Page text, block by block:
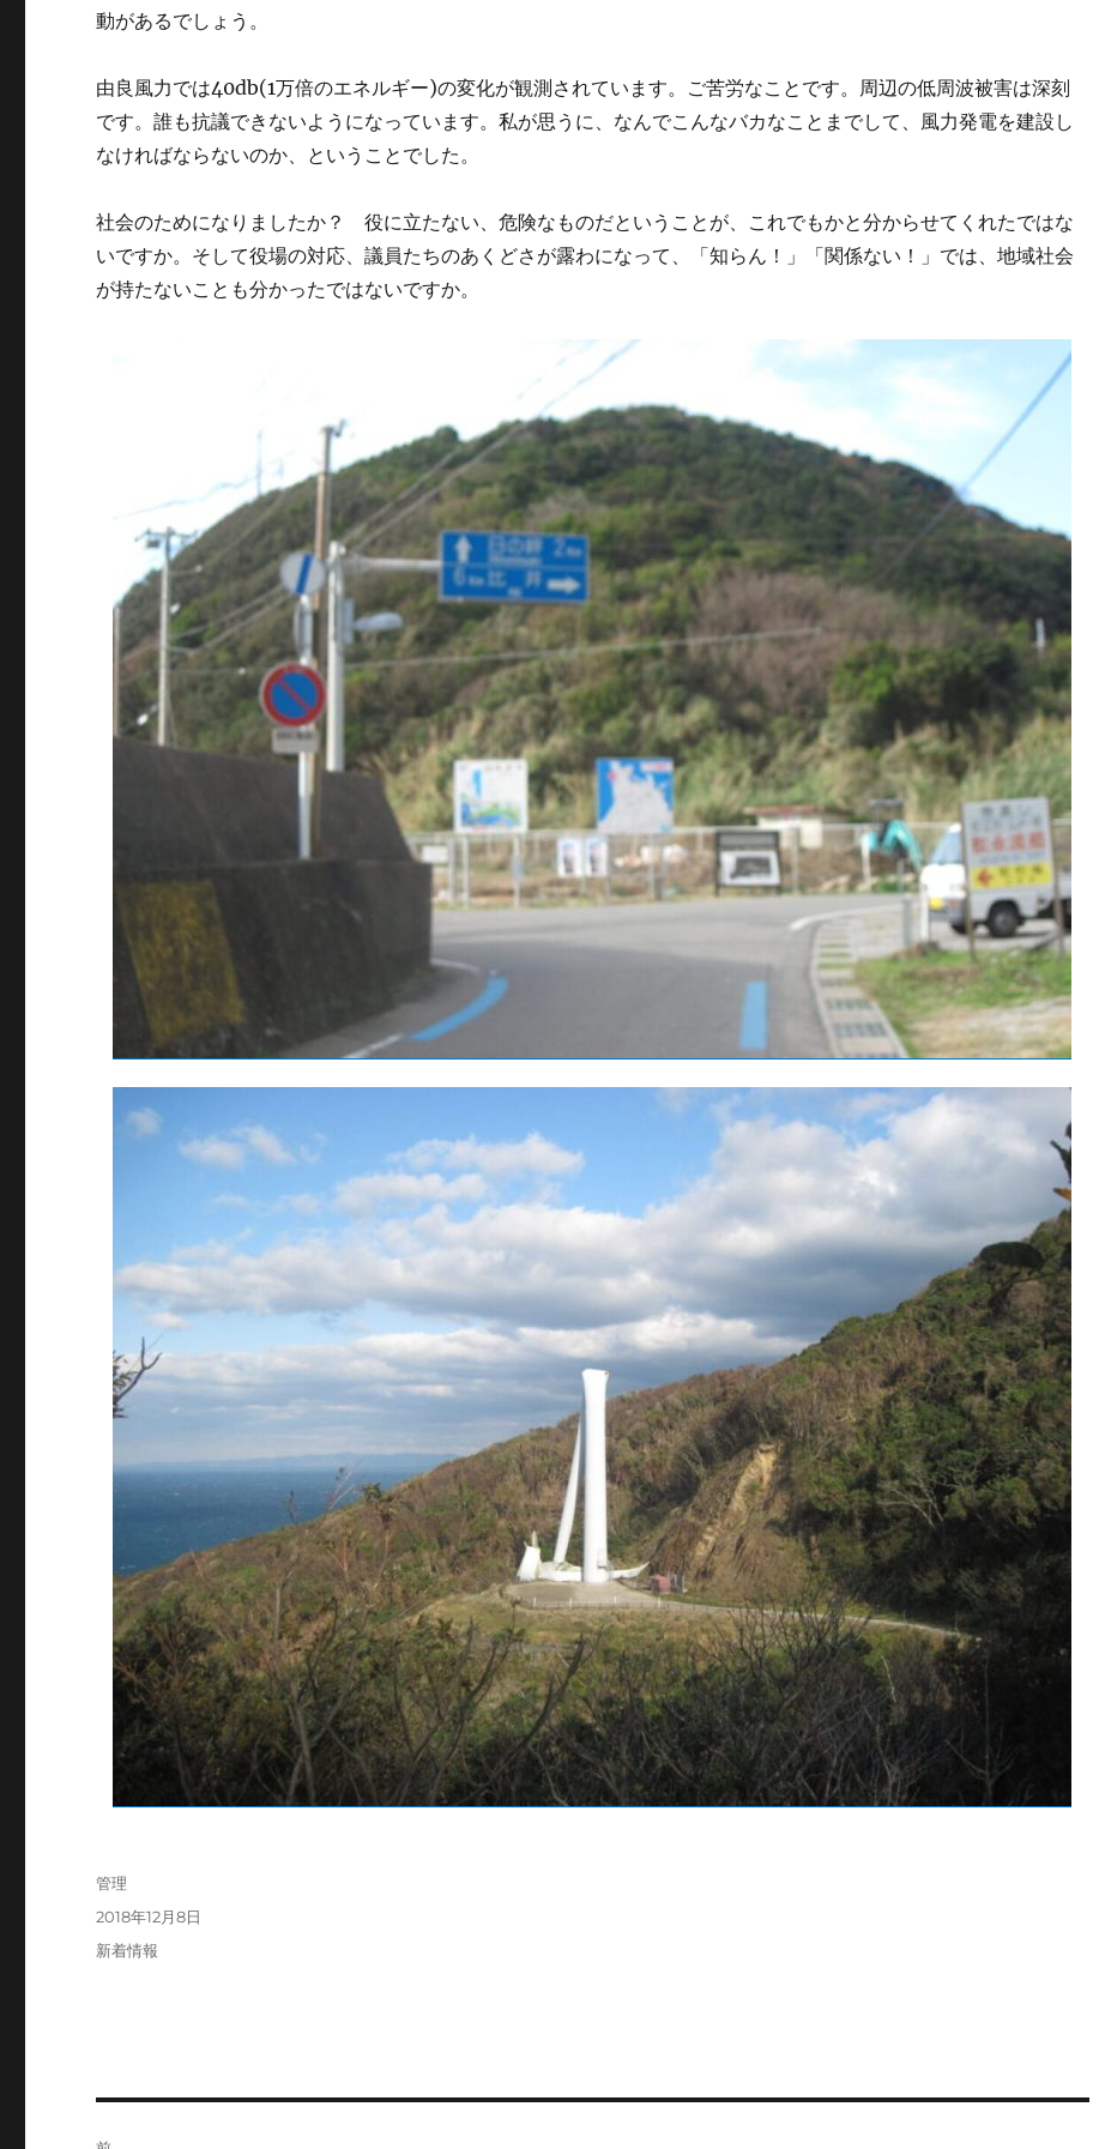
動があるでしょう。
由良風力では40db(1万倍のエネルギー)の変化が観測されています。ご苦労なことです。周辺の低周波被害は深刻
です。誰も抗議できないようになっています。私が思うに、なんでこんなバカなことまでして、風力発電を建設し
なければならないのか、ということでした。
社会のためになりましたか？ 役に立たない、危険なものだということが、これでもかと分からせてくれたではな
いですか。そして役場の対応、議員たちのあくどさが露わになって、「知らん！」「関係ない！」では、地域社会
が持たないことも分かったではないですか。
投
管理
投
稿
日:
2018年12月8日
カ
新着情報